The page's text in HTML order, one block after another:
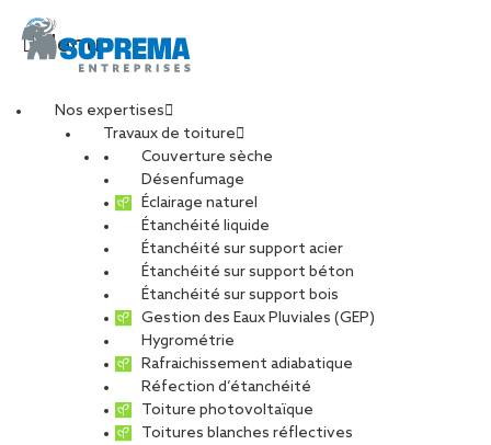
Menu
Nos expertises
Travaux de toiture
Couverture sèche
Désenfumage
Éclairage naturel
Étanchéité liquide
Étanchéité sur support acier
Étanchéité sur support béton
Étanchéité sur support bois
Gestion des Eaux Pluviales (GEP)
Hygrométrie
Rafraichissement adiabatique
Réfection d’étanchéité
Toiture photovoltaïque
Toitures blanches réflectives
(1)
PARTAGER
05 janvier 2021